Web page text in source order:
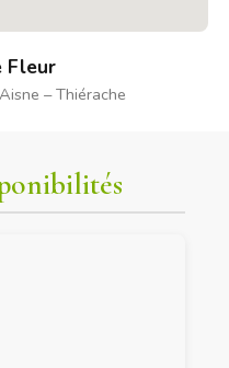
Fleur
– Thiérache